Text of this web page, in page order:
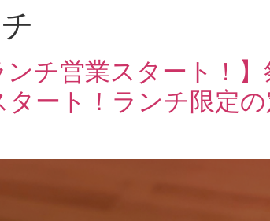
ンチ営業スタート！
タート！ランチ限定